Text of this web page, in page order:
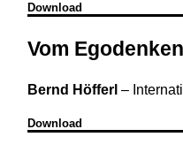
Download
Vom
Bernd Höfferl –
Download